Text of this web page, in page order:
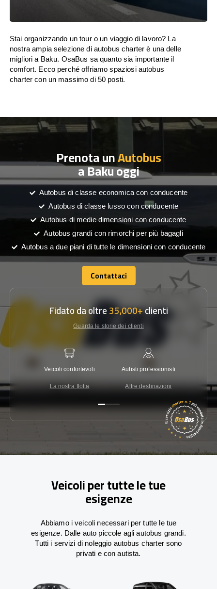
Stai organizzando un tour o un viaggio di lavoro? La
nostra ampia selezione di autobus charter è una delle
migliori a Baku. OsaBus sa quanto sia importante il
comfort. Ecco perché offriamo spaziosi autobus
charter con un massimo di 50 posti.
Prenota unAutobus
a Baku oggi
Autobus di classe economica con conducente
Autobus di classe lusso con conducente
Autobus di medie dimensioni con conducente
Autobus grandi con rimorchi per più bagagli
Autobus a due piani di tutte le dimensioni con conducente
Contattaci
Contattaci
Fidato da oltre35,000+clienti
Guarda le storie dei clienti
Veicoli confortevoli
La nostra flotta
Autisti professionisti
Altre destinazioni
Veicoli per tutte le tue
esigenze
Abbiamo i veicoli necessari per tutte le tue
esigenze. Dalle auto piccole agli autobus grandi.
Tutti i servizi di noleggio autobus charter sono
privati e con autista.